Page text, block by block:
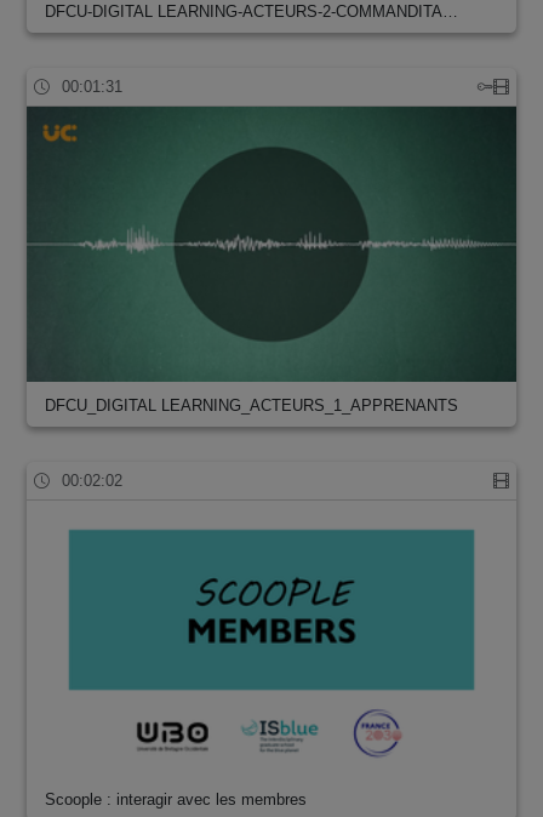
DFCU-DIGITAL LEARNING-ACTEURS-2-COMMANDITA…
00:01:31
DFCU_DIGITAL LEARNING_ACTEURS_1_APPRENANTS
00:02:02
Scoople : interagir avec les membres